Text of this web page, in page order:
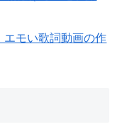
エモい歌詞動画の作